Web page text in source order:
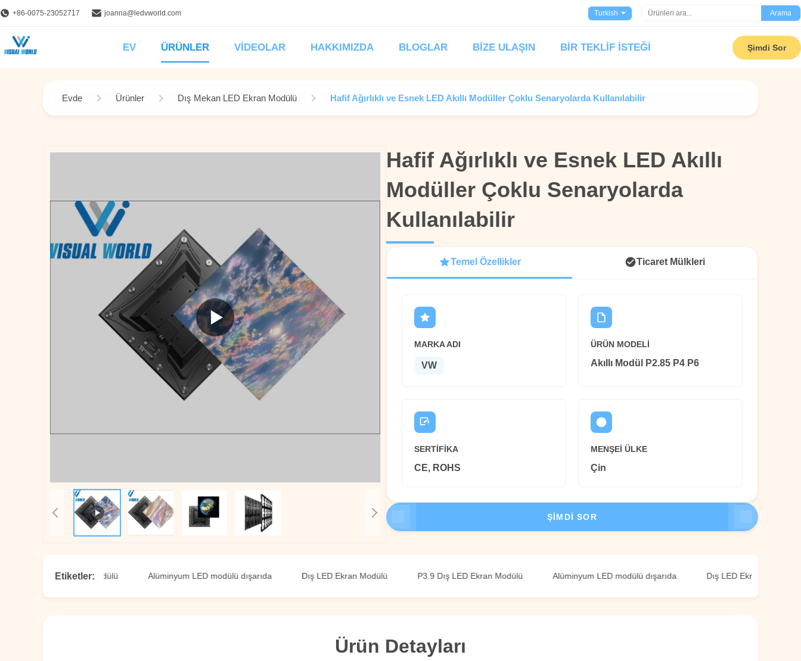
+86-0075-23052717 joanna@ledvworld.com Turkish Arama
EV ÜRÜNLER VIDEOLAR HAKKIMIZDA BLOGLAR BIZE ULAŞIN BIR TEKLIF ISTEĞI Şimdi Sor
Evde Ürünler Dış Mekan LED Ekran Modülü Hafif Ağırlıklı ve Esnek LED Akıllı Modüller Çoklu Senaryolarda Kullanılabilir
Hafif Ağırlıklı ve Esnek LED Akıllı
Modüller Çoklu Senaryolarda
Kullanılabilir
Hafif Ağırlıklı ve Esnek LED Akıllı
Modüller Çoklu Senaryolarda
Kullanılabilir
Temel Özellikler Ticaret Mülkleri
MARKA ADI
VW
ÜRÜN MODELI
Akıllı Modül P2.85 P4 P6
SERTIFIKA
CE, ROHS
MENŞEI ÜLKE
Çin
ŞIMDI SOR
Etiketler:
Dış LED Ekran Modülü Alüminyum LED modülü dışarıda Dış LED Ekran Modülü P3.9 Dış LED Ekran Modülü Alüminyum LED modülü dışarıda Dış LED Ekran Modülü
Ürün Detayları